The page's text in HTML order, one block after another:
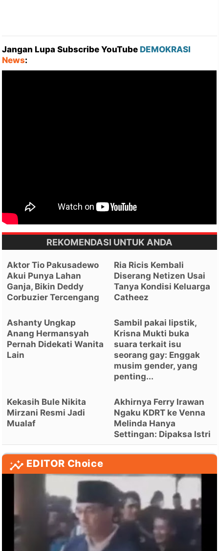
Jangan Lupa Subscribe YouTube DEMOKRASI
News:
REKOMENDASI UNTUK ANDA
Aktor Tio Pakusadewo
Akui Punya Lahan
Ganja, Bikin Deddy
Corbuzier Tercengang
Ria Ricis Kembali
Diserang Netizen Usai
Tanya Kondisi Keluarga
Catheez
Ashanty Ungkap
Anang Hermansyah
Pernah Didekati Wanita
Lain
Sambil pakai lipstik,
Krisna Mukti buka
suara terkait isu
seorang gay: Enggak
musim gender, yang
penting...
Kekasih Bule Nikita
Mirzani Resmi Jadi
Mualaf
Akhirnya Ferry Irawan
Ngaku KDRT ke Venna
Melinda Hanya
Settingan: Dipaksa Istri
EDITOR Choice